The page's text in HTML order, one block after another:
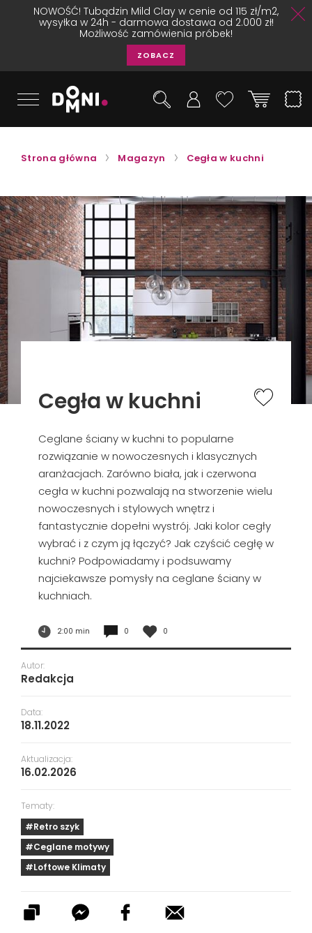
NOWOŚĆ! Tubądzin Mild Clay w cenie od 115 zł/m2,
wysyłka w 24h - darmowa dostawa od 2.000 zł!
Możliwość zamówienia próbek!
ZOBACZ
Strona główna Magazyn Cegła w kuchni
Cegła w kuchni
Ceglane ściany w kuchni to popularne
rozwiązanie w nowoczesnych i klasycznych
aranżacjach. Zarówno biała, jak i czerwona
cegła w kuchni pozwalają na stworzenie wielu
nowoczesnych i stylowych wnętrz i
fantastycznie dopełni wystrój. Jaki kolor cegły
wybrać i z czym ją łączyć? Jak czyścić cegłę w
kuchni? Podpowiadamy i podsuwamy
najciekawsze pomysły na ceglane ściany w
kuchniach.
2:00 min 0 0
Autor:
Redakcja
Data:
18.11.2022
Aktualizacja:
16.02.2026
Tematy:
#Retro szyk
#Ceglane motywy
#Loftowe Klimaty